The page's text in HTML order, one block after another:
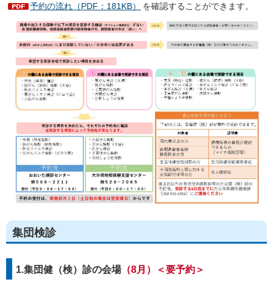
予約の流れ（PDF：181KB）
を確認することができます。
集団検診
1.集団健（検）診の会場（8月）＜要予約＞